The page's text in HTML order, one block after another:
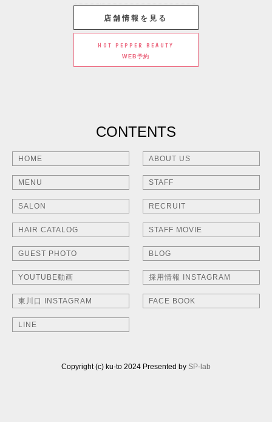
店舗情報を見る
HOT PEPPER BEAUTY
WEB予約
CONTENTS
HOME ABOUT US
MENU STAFF
SALON RECRUIT
HAIR CATALOG STAFF MOVIE
GUEST PHOTO BLOG
YOUTUBE動画 採用情報 INSTAGRAM
東川口 INSTAGRAM FACE BOOK
LINE
Copyright (c) ku-to 2024 Presented by SP-lab